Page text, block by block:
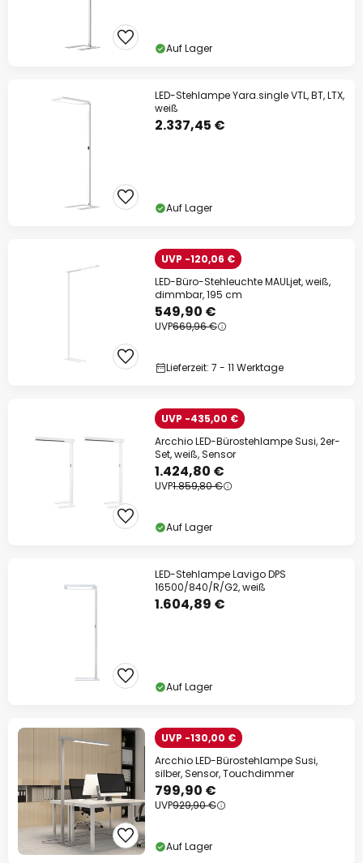
Auf Lager
LED-Stehlampe Yara.single VTL, BT, LTX,
weiß
2.337,45 €
Auf Lager
UVP -120,06 €
LED-Büro-Stehleuchte MAULjet, weiß,
dimmbar, 195 cm
549,90 €
UVP669,96 €
Lieferzeit: 7 - 11 Werktage
UVP -435,00 €
Arcchio LED-Bürostehlampe Susi, 2er-
Set, weiß, Sensor
1.424,80 €
UVP1.859,80 €
Auf Lager
LED-Stehlampe Lavigo DPS
16500/840/R/G2, weiß
1.604,89 €
Auf Lager
UVP -130,00 €
Arcchio LED-Bürostehlampe Susi,
silber, Sensor, Touchdimmer
799,90 €
UVP929,90 €
Auf Lager